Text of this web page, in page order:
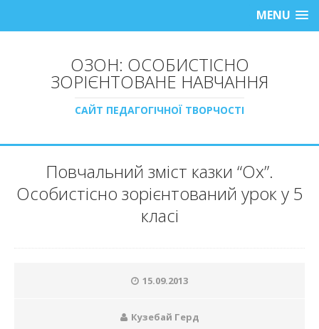
MENU
ОЗОН: ОСОБИСТІСНО
ЗОРІЄНТОВАНЕ НАВЧАННЯ
САЙТ ПЕДАГОГІЧНОЇ ТВОРЧОСТІ
Повчальний зміст казки “Ох”.
Особистісно зорієнтований урок у 5
класі
15.09.2013
Кузебай Герд